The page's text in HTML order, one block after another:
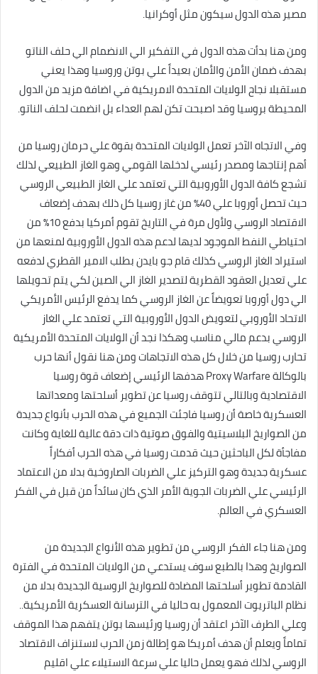
مصير هذه الدول سيكون مثل أوكرانيا.
ومن هنا بدأت هذه الدول في التفكير الي الانضمام الي حلف الناتو
بهدف ضمان الأمن والأمان بعيداً علي بوتن وروسيا وهذا يعني
مستقبلا نجاح الولايات المتحدة الامريكية في اضافة مزيد من الدول
المحيطة بروسيا وقد اصبحت تكن لهم العداء بل انضمت لحلف الناتو.
وفي الاتجاه الآخر تعمل الولايات المتحدة بقوة علي حرمان روسيا من
أهم إنتاجها ومصدر رئيسي لدخلها القومي وهو الغاز الطبيعي لذلك
تشجع كافة الدول الأوروبية التي تعتمد علي الغاز الطبيعي الروسي
حيث تحصل أوروبا علي 40% من غاز روسيا كل ذلك بهدف إضعاف
الاقتصاد الروسي ولأول مرة في التاريخ تقوم أمركيا بدفع 10% من
احتياطي النفط الموجود لديها لدعم هذه الدول الأوروبية لمنعها من
استيراد الغاز الروسي كذلك قام جو بايدن بطلب الامير القطري لدفعه
علي تعديل العقود القطرية لتصدير الغاز الي الصين لكي يتم تحويلها
الي دول أوروبا تعويضاً عن الغاز الروسي كما يدفع الرئيس الأمريكي
الاتحاد الأوروبي لتعويض الدول الأوروبية التي تعتمد علي الغاز
الروسي بدعم مالي مناسب وهكذا نجد أن الولايات المتحدة الأمريكية
تحارب روسيا من خلال كل هذه الاتجاهات ومن هنا نقول أنها حرب
بالوكالة Proxy Warfare هدفها الرئيسي إضعاف قوة روسيا
الاقتصادية وبالتالي تتوقف روسيا عن تطوير أسلحتها ومعداتها
العسكرية خاصة أن روسيا فاجئت الجميع في هذه الحرب بأنواع جديدة
من الصواريخ البلاسيتية والفوق صوتية ذات دقة عالية للغاية وكانت
مفاجأة لكل الباحثين حيث قدمت روسيا في هذه الحرب أفكاراً
عسكرية جديدة وهو التركيز علي الضربات الصاروخية بدلا من الاعتماد
الرئيسي علي الضربات الجوية الأمر الذي كان سائداً من قبل في الفكر
العسكري في العالم.
ومن هنا جاء الفكر الروسي من تطوير هذه الأنواع الجديدة من
الصواريخ وهذا بالطبع سوف يستدعي من الولايات المتحدة في الفترة
القادمة تطوير أسلحتها المضادة للصواريخ الروسية الجديدة بدلا من
نظام الباتريوت المعمول به حاليا في الترسانة العسكرية الأمريكية..
وعلي الطرف الآخر اعتقد أن روسيا ورئيسها بوتن يتفهم هذا الموقف
تماماً ويعلم أن هدف أمريكا هو إطالة زمن الحرب لاستنزاف الاقتصاد
الروسي لذلك فهو يعمل حاليا علي سرعة الاستيلاء علي اقليم